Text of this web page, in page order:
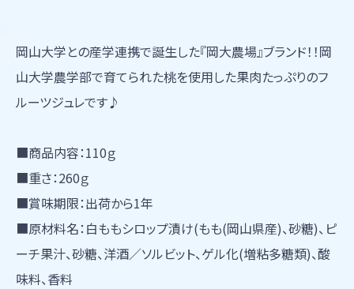
岡山大学との産学連携で誕生した『岡大農場』ブランド！！岡
山大学農学部で育てられた桃を使用した果肉たっぷりのフ
ルーツジュレです♪
■商品内容：110ｇ
■重さ：260ｇ
■賞味期限：出荷から1年
■原材料名：白ももシロップ漬け(もも(岡山県産)、砂糖)、ピ
ーチ果汁、砂糖、洋酒／ソルビット、ゲル化(増粘多糖類)、酸
味料、香料